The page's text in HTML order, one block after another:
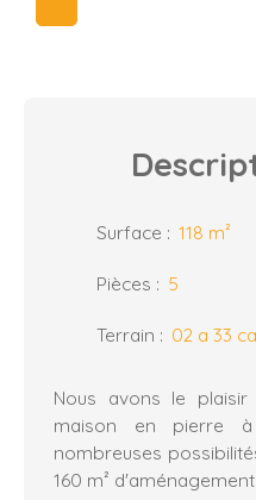
Surface : 118 m²
Pièces : 5
Terrain : 02 a 33 ca
Nous avons le
maison en pierre
nombreuses
160 m²